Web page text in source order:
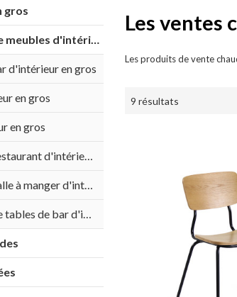
gros
d'intérieur
d'intérieur en gros
en gros
en gros
d'intérieur en gros
d'intérieur en gros
de bar d'intérieur
Les ventes
Les produits de vente
9 résultats